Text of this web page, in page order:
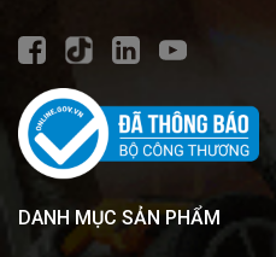
DANH MỤC SẢN PHẨM